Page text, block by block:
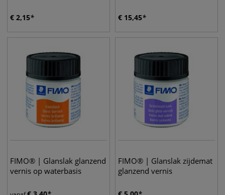
€ 2,15 € 15,45
FIMO® | Glanslak glanzend
vernis op waterbasis
FIMO® | Glanslak zijdemat
glanzend vernis